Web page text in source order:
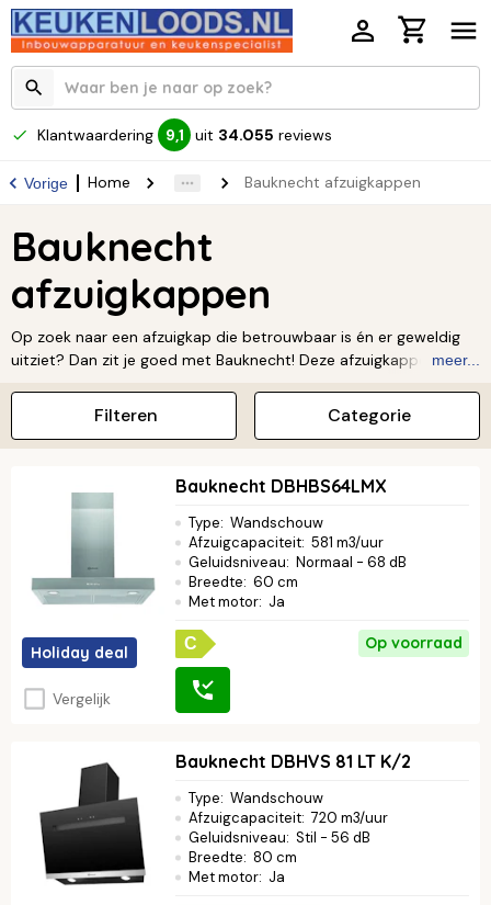
Klantwaardering 9,1 uit 34.055 reviews
Vorige Home Bauknecht afzuigkappen
Bauknecht
afzuigkappen
Op zoek naar een afzuigkap die betrouwbaar is én er geweldig
uitziet? Dan zit je goed met Bauknecht! Deze afzuigkappen
helemaal uitleven in de keuken. Benieuwd geworden? Kom het
assortiment ontdekken bij Keukenloods en vind de Bauknecht
afzuigkap die helemaal bij jou past.
meer...
Categorie
Filteren
Holiday deal
Vergelijk
Bauknecht DBHBS64LMX
Type: Wandschouw
Afzuigcapaciteit: 581 m3/uur
Geluidsniveau: Normaal - 68 dB
Breedte: 60 cm
Met motor: Ja
C Op voorraad
Bauknecht DBHVS 81 LT K/2
Type: Wandschouw
Afzuigcapaciteit: 720 m3/uur
Geluidsniveau: Stil - 56 dB
Breedte: 80 cm
Met motor: Ja